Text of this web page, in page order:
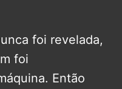
foi revelada,
foi
Então